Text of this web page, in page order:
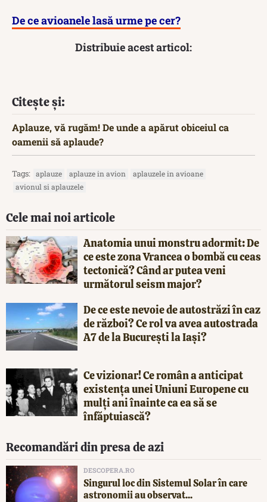
De ce avioanele lasă urme pe cer?
Distribuie acest articol:
Citește și:
Aplauze, vă rugăm! De unde a apărut obiceiul ca
oamenii să aplaude?
Tags: aplauze aplauze in avion
aplauzele in avioane
avionul si aplauzele
Cele mai noi articole
Anatomia unui monstru adormit: De
ce este zona Vrancea o bombă cu ceas
tectonică? Când ar putea veni
următorul seism major?
De ce este nevoie de autostrăzi în caz
de război? Ce rol va avea autostrada
A7 de la București la Iași?
Ce vizionar! Ce român a anticipat
existența unei Uniuni Europene cu
mulți ani înainte ca ea să se
înfăptuiască?
Recomandări din presa de azi
DESCOPERA.RO
Singurul loc din Sistemul Solar în care
astronomii au observat...